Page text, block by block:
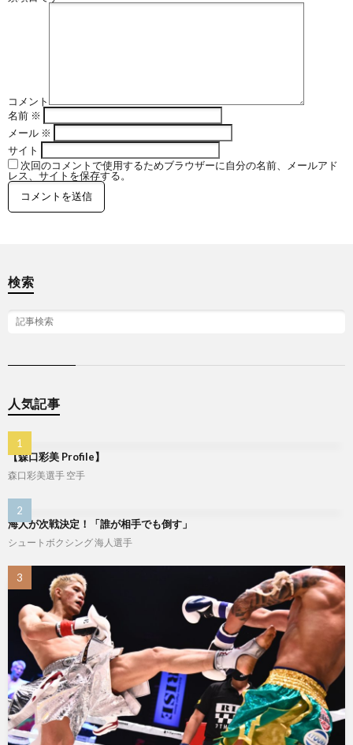
コメント
名前 ※
メール ※
サイト
次回のコメントで使用するためブラウザーに自分の名前、メールアド
レス、サイトを保存する。
検索
人気記事
【森口彩美 Profile】
森口彩美選手 空手
海人が次戦決定！「誰が相手でも倒す」
シュートボクシング海人選手